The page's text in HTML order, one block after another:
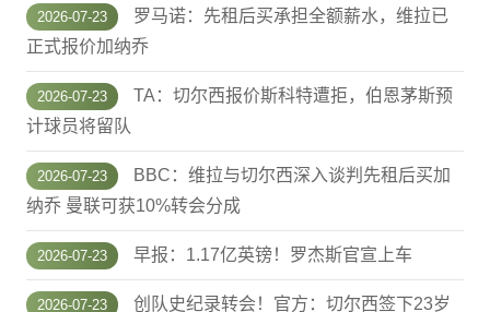
2026-07-23
罗马诺：先租后买承担全额薪水，维拉已
正式报价加纳乔
2026-07-23
TA：切尔西报价斯科特遭拒，伯恩茅斯预
计球员将留队
2026-07-23
BBC：维拉与切尔西深入谈判先租后买加
纳乔 曼联可获10%转会分成
2026-07-23 早报：1.17亿英镑！罗杰斯官宣上车
2026-07-23
创队史纪录转会！官方：切尔西签下23岁